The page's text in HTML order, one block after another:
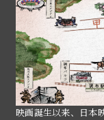
映画誕生以来、日本